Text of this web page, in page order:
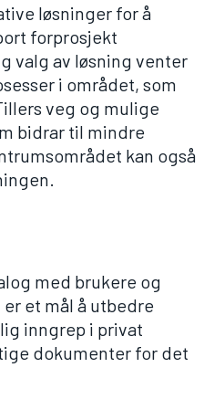
løsninger for å
forprosjekt
valg av løsning venter
i området, som
veg og mulige
bidrar til mindre
kan også
med brukere og
et mål å utbedre
inngrep i privat
dokumenter for det